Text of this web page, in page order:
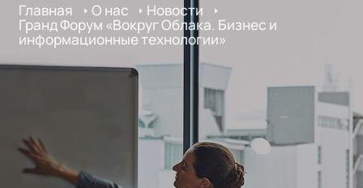
Главная О нас Новости
Гранд Форум «Вокруг Облака. Бизнес и
информационные технологии»